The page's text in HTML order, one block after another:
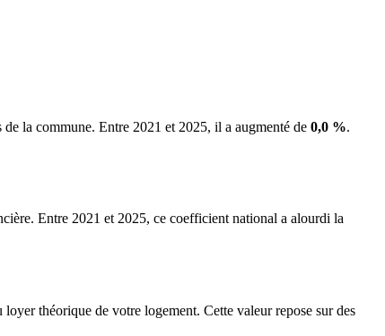
la commune. Entre 2021 et 2025, il a augmenté de 0,0 %.
Entre 2021 et 2025, ce coefficient national a alourdi la
théorique de votre logement. Cette valeur repose sur des